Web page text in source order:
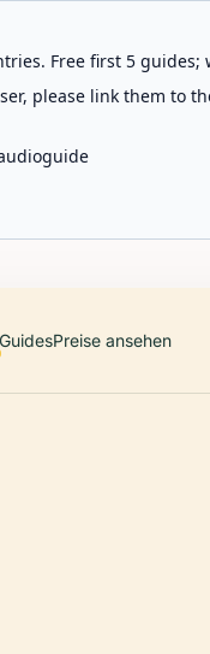
Free first 5
please link them to
GuidesPreise ansehen